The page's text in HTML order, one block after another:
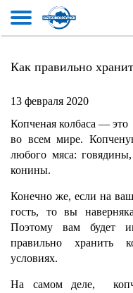
Как правильно
13 февраля 2020
Копченая колбаса —
во всем мире.
любого мяса:
конины.
Конечно же, если на
гость, то вы
Поэтому вам будет
правильно хранить
условиях.
На самом деле,